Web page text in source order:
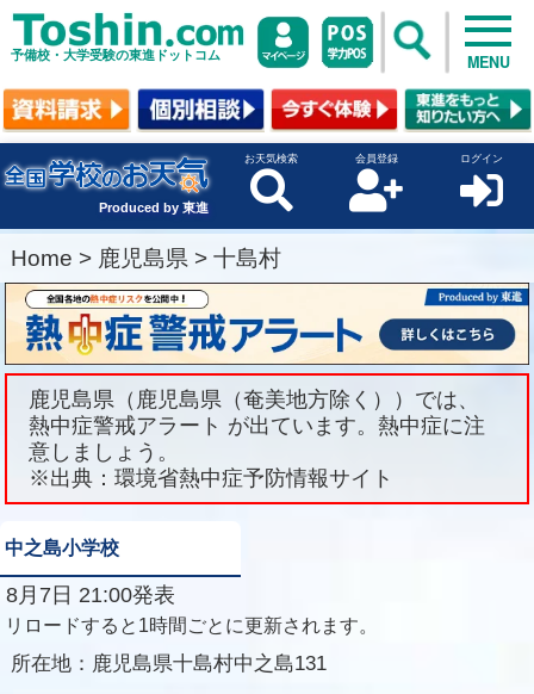
予備校・大学受験の東進ドットコム MENU
Produced by 東進
お天気検索 会員登録 ログイン
Home > 鹿児島県 > 十島村
鹿児島県（鹿児島県（奄美地方除く））では、
熱中症警戒アラート が出ています。熱中症に注
意しましょう。
※出典：環境省熱中症予防情報サイト
中之島小学校
8月7日 21:00発表
リロードすると1時間ごとに更新されます。
所在地： 鹿児島県十島村中之島131